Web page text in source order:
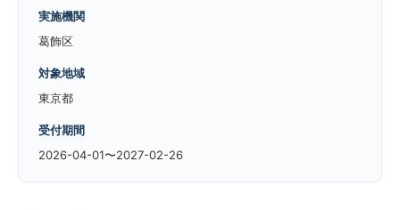
実施機関
葛飾区
対象地域
東京都
受付期間
2026-04-01〜2027-02-26